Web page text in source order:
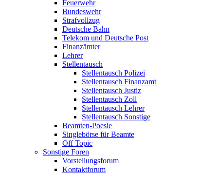
Feuerwehr
Bundeswehr
Strafvollzug
Deutsche Bahn
Telekom und Deutsche Post
Finanzämter
Lehrer
Stellentausch
Stellentausch Polizei
Stellentausch Finanzamt
Stellentausch Justiz
Stellentausch Zoll
Stellentausch Lehrer
Stellentausch Sonstige
Beamten-Poesie
Singlebörse für Beamte
Off Topic
Sonstige Foren
Vorstellungsforum
Kontaktforum